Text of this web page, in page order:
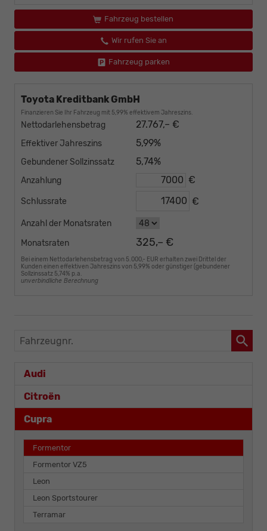
Fahrzeug bestellen
Wir rufen Sie an
Fahrzeug parken
Toyota Kreditbank GmbH
Finanzieren Sie Ihr Fahrzeug mit 5,99% effektivem Jahreszins.
Nettodarlehensbetrag 27.767,– €
Effektiver Jahreszins 5,99%
Gebundener Sollzinssatz 5,74%
Anzahlung €
Schlussrate €
Anzahl der Monatsraten
Monatsraten
325,– €
Bei einem Nettodarlehensbetrag von 5.000,- EUR erhalten zwei Drittel der
Kunden einen effektiven Jahreszins von 5,99% oder günstiger (gebundener
Sollzinssatz 5,74% p.a.
unverbindliche Berechnung
Fahrzeugnr.
Audi
Citroën
Cupra
Formentor
Formentor VZ5
Leon
Leon Sportstourer
Terramar